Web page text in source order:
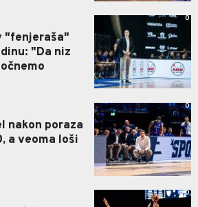
"fenjeraša"
"Da niz
0
nakon poraza
a veoma loši
0
0